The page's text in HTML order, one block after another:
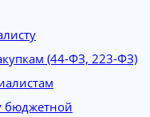
(44-ФЗ, 223-ФЗ)
бюджетной